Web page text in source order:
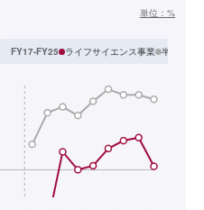
単位： %
FY17-FY25 ライフサイエンス事業 半導体・